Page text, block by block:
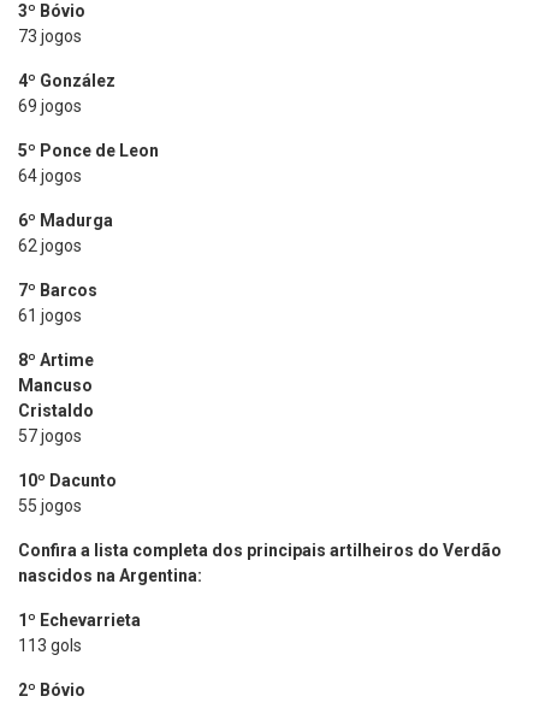
3º Bóvio
73 jogos
4º González
69 jogos
5º Ponce de Leon
64 jogos
6º Madurga
62 jogos
7º Barcos
61 jogos
8º Artime
Mancuso
Cristaldo
57 jogos
10º Dacunto
55 jogos
Confira a lista completa dos principais artilheiros do Verdão
nascidos na Argentina:
1º Echevarrieta
113 gols
2º Bóvio